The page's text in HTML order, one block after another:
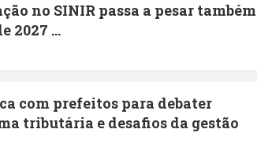
no SINIR passa a pesar também
2027 ...
com prefeitos para debater
tributária e desafios da gestão